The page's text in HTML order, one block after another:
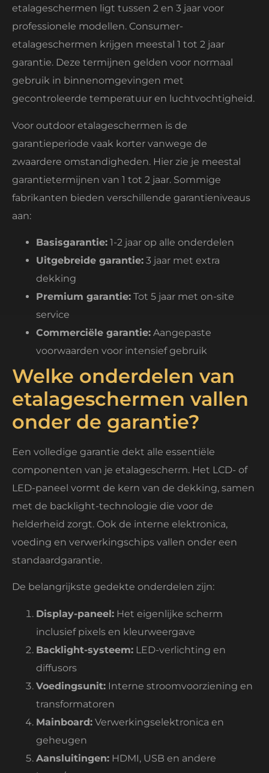
etalageschermen ligt tussen 2 en 3 jaar voor
professionele modellen. Consumer-
etalageschermen krijgen meestal 1 tot 2 jaar
garantie. Deze termijnen gelden voor normaal
gebruik in binnenomgevingen met
gecontroleerde temperatuur en luchtvochtigheid.
Voor outdoor etalageschermen is de
garantieperiode vaak korter vanwege de
zwaardere omstandigheden. Hier zie je meestal
garantietermijnen van 1 tot 2 jaar. Sommige
fabrikanten bieden verschillende garantieniveaus
aan:
Basisgarantie: 1-2 jaar op alle onderdelen
Uitgebreide garantie: 3 jaar met extra
dekking
Premium garantie: Tot 5 jaar met on-site
service
Commerciële garantie: Aangepaste
voorwaarden voor intensief gebruik
Welke onderdelen van
etalageschermen vallen
onder de garantie?
Een volledige garantie dekt alle essentiële
componenten van je etalagescherm. Het LCD- of
LED-paneel vormt de kern van de dekking, samen
met de backlight-technologie die voor de
helderheid zorgt. Ook de interne elektronica,
voeding en verwerkingschips vallen onder een
standaardgarantie.
De belangrijkste gedekte onderdelen zijn:
Display-paneel: Het eigenlijke scherm
inclusief pixels en kleurweergave
Backlight-systeem: LED-verlichting en
diffusors
Voedingsunit: Interne stroomvoorziening en
transformatoren
Mainboard: Verwerkingselektronica en
geheugen
Aansluitingen: HDMI, USB en andere